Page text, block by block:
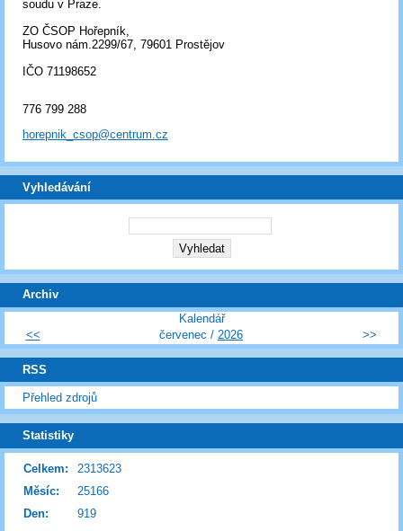
soudu v Praze.
ZO ČSOP Hořepník,
Husovo nám.2299/67, 79601 Prostějov
IČO 71198652
776 799 288
horepnik_csop@centrum.cz
Vyhledávání
Archiv
Kalendář
<<
červenec / 2026 >>
RSS
Přehled zdrojů
Statistiky
Celkem:
2313623
Měsíc:
25166
Den:
919